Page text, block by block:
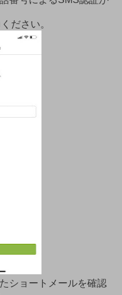
ださい。
ショートメールを確認